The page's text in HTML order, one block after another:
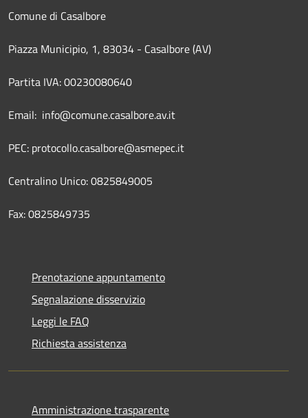
Comune di Casalbore
Piazza Municipio, 1, 83034 - Casalbore (AV)
Partita IVA: 00230080640
Email: info@comune.casalbore.av.it
PEC: protocollo.casalbore@asmepec.it
Centralino Unico: 0825849005
Fax: 0825849735
Prenotazione appuntamento
Segnalazione disservizio
Leggi le FAQ
Richiesta assistenza
Amministrazione trasparente